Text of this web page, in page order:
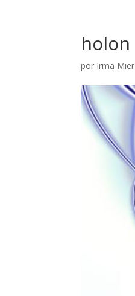
holon
por Irma Mier